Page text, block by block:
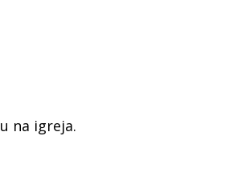
na igreja.